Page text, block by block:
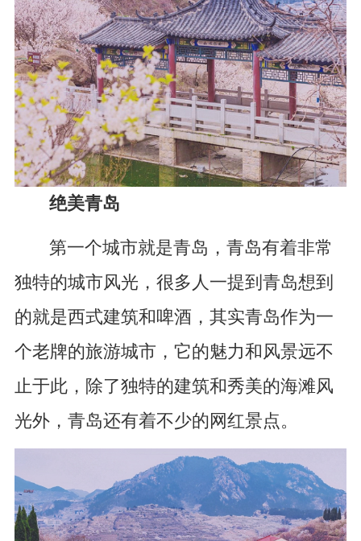
绝美青岛
第一个城市就是青岛，青岛有着非常
独特的城市风光，很多人一提到青岛想到
的就是西式建筑和啤酒，其实青岛作为一
个老牌的旅游城市，它的魅力和风景远不
止于此，除了独特的建筑和秀美的海滩风
光外，青岛还有着不少的网红景点。